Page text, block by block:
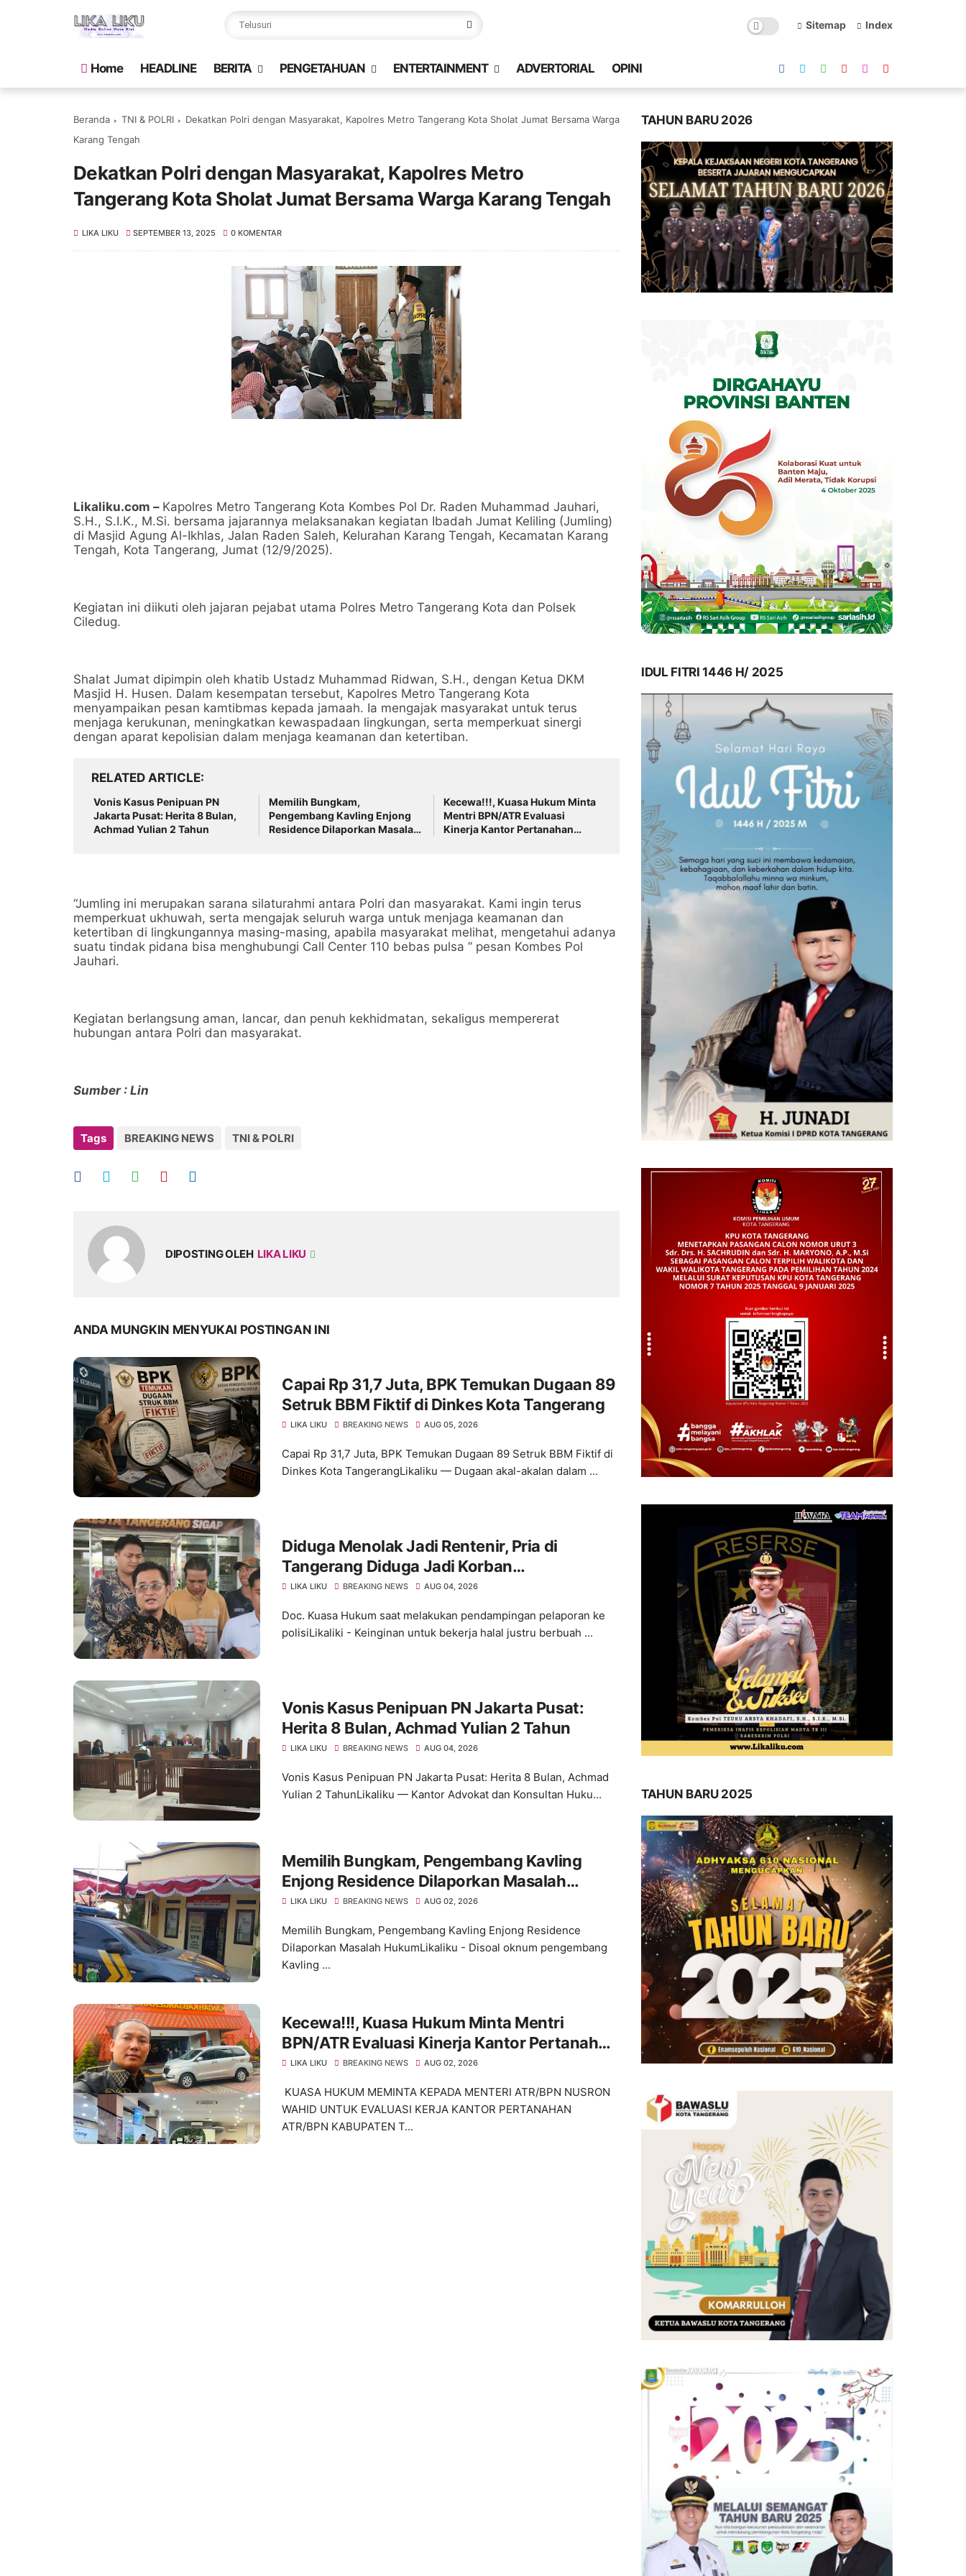
Sitemap Index
Home HEADLINE BERITA PENGETAHUAN ENTERTAINMENT ADVERTORIAL OPINI
Beranda TNI & POLRI
Dekatkan Polri dengan Masyarakat, Kapolres Metro Tangerang Kota Sholat Jumat Bersama Warga
Karang Tengah
Dekatkan Polri dengan Masyarakat, Kapolres Metro
Tangerang Kota Sholat Jumat Bersama Warga Karang Tengah
LIKA LIKU SEPTEMBER 13, 2025 0 KOMENTAR
Likaliku.com – Kapolres Metro Tangerang Kota Kombes Pol Dr. Raden Muhammad Jauhari,
S.H., S.I.K., M.Si. bersama jajarannya melaksanakan kegiatan Ibadah Jumat Keliling (Jumling)
di Masjid Agung Al-Ikhlas, Jalan Raden Saleh, Kelurahan Karang Tengah, Kecamatan Karang
Tengah, Kota Tangerang, Jumat (12/9/2025).
Kegiatan ini diikuti oleh jajaran pejabat utama Polres Metro Tangerang Kota dan Polsek
Ciledug.
Shalat Jumat dipimpin oleh khatib Ustadz Muhammad Ridwan, S.H., dengan Ketua DKM
Masjid H. Husen. Dalam kesempatan tersebut, Kapolres Metro Tangerang Kota
menyampaikan pesan kamtibmas kepada jamaah. Ia mengajak masyarakat untuk terus
menjaga kerukunan, meningkatkan kewaspadaan lingkungan, serta memperkuat sinergi
dengan aparat kepolisian dalam menjaga keamanan dan ketertiban.
RELATED ARTICLE
Vonis Kasus Penipuan PN
Jakarta Pusat: Herita 8 Bulan,
Achmad Yulian 2 Tahun
Memilih Bungkam,
Pengembang Kavling Enjong
Residence Dilaporkan Masalah
Kecewa!!!, Kuasa Hukum Minta
Mentri BPN/ATR Evaluasi
Kinerja Kantor Pertanahan
“Jumling ini merupakan sarana silaturahmi antara Polri dan masyarakat. Kami ingin terus
memperkuat ukhuwah, serta mengajak seluruh warga untuk menjaga keamanan dan
ketertiban di lingkungannya masing-masing, apabila masyarakat melihat, mengetahui adanya
suatu tindak pidana bisa menghubungi Call Center 110 bebas pulsa ” pesan Kombes Pol
Jauhari.
Kegiatan berlangsung aman, lancar, dan penuh kekhidmatan, sekaligus mempererat
hubungan antara Polri dan masyarakat.
Sumber : Lin
Tags BREAKING NEWS TNI & POLRI
DIPOSTING OLEH LIKA LIKU
ANDA MUNGKIN MENYUKAI POSTINGAN INI
Capai Rp 31,7 Juta, BPK Temukan Dugaan 89
Setruk BBM Fiktif di Dinkes Kota Tangerang
LIKA LIKU BREAKING NEWS AUG 05, 2026
Capai Rp 31,7 Juta, BPK Temukan Dugaan 89 Setruk BBM Fiktif di
Dinkes Kota TangerangLikaliku — Dugaan akal-akalan dalam ...
Diduga Menolak Jadi Rentenir, Pria di
Tangerang Diduga Jadi Korban
Pengeroyokan Hingga Kritis
LIKA LIKU BREAKING NEWS AUG 04, 2026
Doc. Kuasa Hukum saat melakukan pendampingan pelaporan ke
polisiLikaliki - Keinginan untuk bekerja halal justru berbuah ...
Vonis Kasus Penipuan PN Jakarta Pusat:
Herita 8 Bulan, Achmad Yulian 2 Tahun
LIKA LIKU BREAKING NEWS AUG 04, 2026
Vonis Kasus Penipuan PN Jakarta Pusat: Herita 8 Bulan, Achmad
Yulian 2 TahunLikaliku — Kantor Advokat dan Konsultan Huku...
Memilih Bungkam, Pengembang Kavling
Enjong Residence Dilaporkan Masalah
Hukum
LIKA LIKU BREAKING NEWS AUG 02, 2026
Memilih Bungkam, Pengembang Kavling Enjong Residence
Dilaporkan Masalah HukumLikaliku - Disoal oknum pengembang
Kavling ...
Kecewa!!!, Kuasa Hukum Minta Mentri
BPN/ATR Evaluasi Kinerja Kantor Pertanahan
Kabupaten Tangerang
LIKA LIKU BREAKING NEWS AUG 02, 2026
KUASA HUKUM MEMINTA KEPADA MENTERI ATR/BPN NUSRON
WAHID UNTUK EVALUASI KERJA KANTOR PERTANAHAN
ATR/BPN KABUPATEN T...
TAHUN BARU 2026
IDUL FITRI 1446 H/ 2025
TAHUN BARU 2025